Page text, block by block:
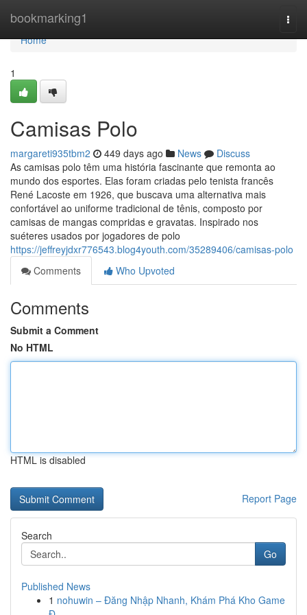
bookmarking1
Home
Home
1
Camisas Polo
margareti935tbm2 449 days ago News
Discuss
As camisas polo têm uma história fascinante que remonta ao
mundo dos esportes. Elas foram criadas pelo tenista francês
René Lacoste em 1926, que buscava uma alternativa mais
confortável ao uniforme tradicional de tênis, composto por
camisas de mangas compridas e gravatas. Inspirado nos
suéteres usados por jogadores de polo
https://jeffreyjdxr776543.blog4youth.com/35289406/camisas-polo
Comments
Who Upvoted
Comments
Submit a Comment
No HTML
HTML is disabled
Report Page
Search
Go
Published News
1 nohuwin – Đăng Nhập Nhanh, Khám Phá Kho Game